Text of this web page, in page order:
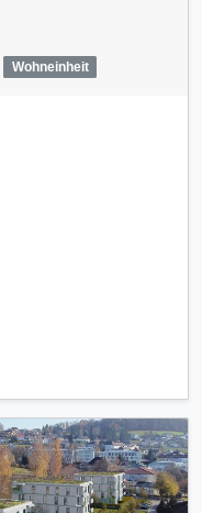
Wohneinheit